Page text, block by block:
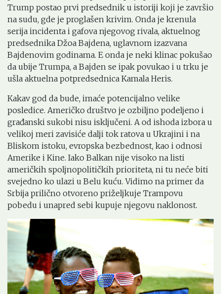
Trump postao prvi predsednik u istoriji koji je završio
na sudu, gde je proglašen krivim. Onda je krenula
serija incidenta i gafova njegovog rivala, aktuelnog
predsednika Džoa Bajdena, uglavnom izazvana
Bajdenovim godinama. E onda je neki klinac pokušao
da ubije Trumpa, a Bajden se ipak povukao i u trku je
ušla aktuelna potpredsednica Kamala Heris.
Kakav god da bude, imaće potencijalno velike
posledice. Američko društvo je ozbiljno podeljeno i
građanski sukobi nisu isključeni. A od ishoda izbora u
velikoj meri zavisiće dalji tok ratova u Ukrajini i na
Bliskom istoku, evropska bezbednost, kao i odnosi
Amerike i Kine. Iako Balkan nije visoko na listi
američkih spoljnopolitičkih prioriteta, ni tu neće biti
svejedno ko ulazi u Belu kuću. Vidimo na primer da
Srbija prilično otvoreno priželjkuje Trampovu
pobedu i unapred sebi kupuje njegovu naklonost.